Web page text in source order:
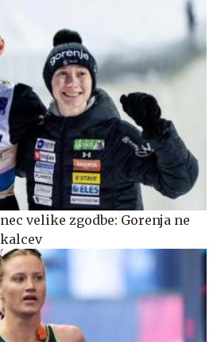
velike zgodbe: Gorenja ne